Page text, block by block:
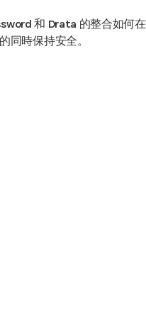
和 Drata 的整合如何在
同時保持安全。